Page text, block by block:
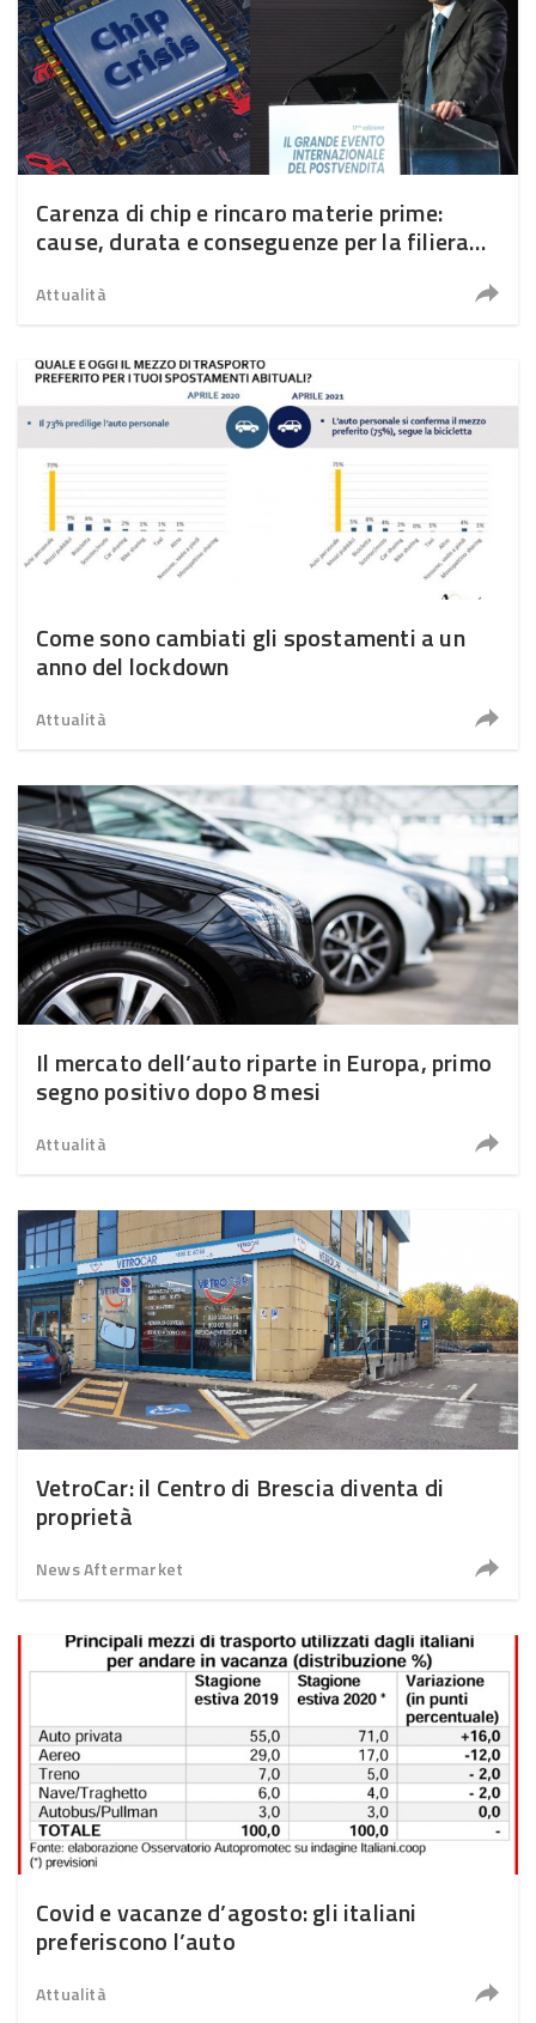
Carenza di chip e rincaro materie prime:
cause, durata e conseguenze per la filiera
Attualità
Come sono cambiati gli spostamenti a un
anno del lockdown
Attualità
Il mercato dell’auto riparte in Europa, primo
segno positivo dopo 8 mesi
Attualità
VetroCar: il Centro di Brescia diventa di
proprietà
News Aftermarket
Covid e vacanze d’agosto: gli italiani
preferiscono l’auto
Attualità